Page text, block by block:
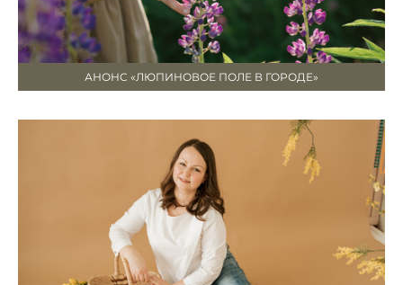
АНОНС «ЛЮПИНОВОЕ ПОЛЕ В ГОРОДЕ»